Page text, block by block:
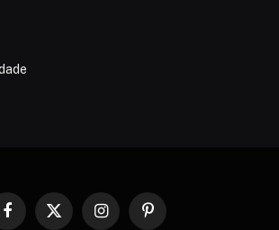
Facebook
X
InstagramPinterest